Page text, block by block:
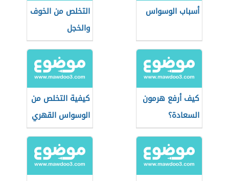
أسباب الوسواس
التخلص من الخوف
والخجل
كيف أرفع هرمون
السعادة؟
كيفية التخلص من
الوسواس القهري